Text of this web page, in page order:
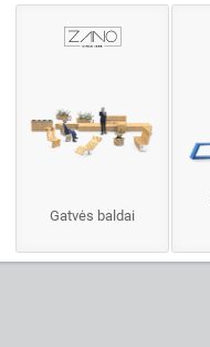
Gatvės baldai